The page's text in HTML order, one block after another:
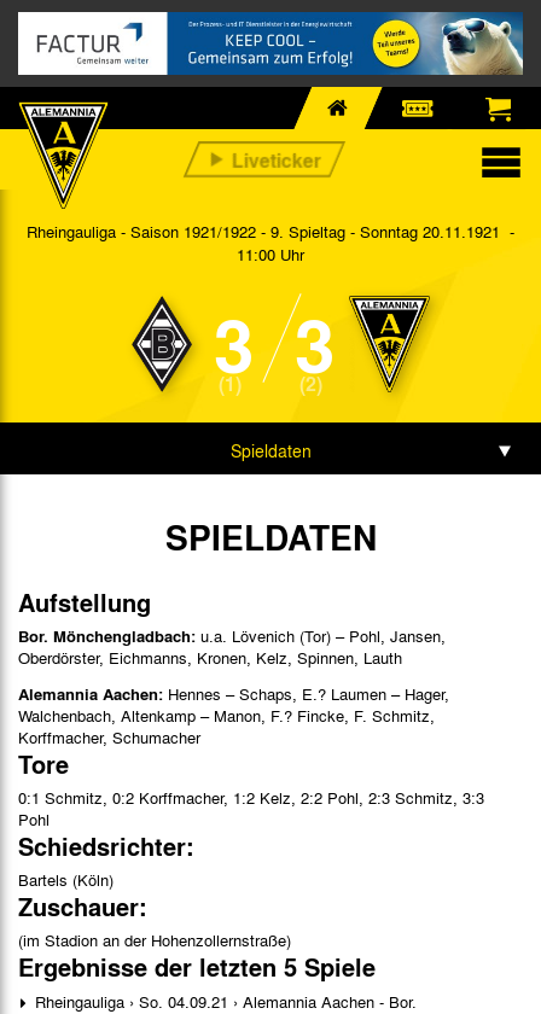
Rheingauliga - Saison 1921/1922 - 9. Spieltag - Sonntag 20.11.1921 -
11:00 Uhr
3
(1) 3
(2)
Spieldaten
SPIELDATEN
Aufstellung
Bor. Mönchengladbach: u.a. Lövenich (Tor) – Pohl, Jansen,
Oberdörster, Eichmanns, Kronen, Kelz, Spinnen, Lauth
Alemannia Aachen: Hennes – Schaps, E.? Laumen – Hager,
Walchenbach, Altenkamp – Manon, F.? Fincke, F. Schmitz,
Korffmacher, Schumacher
Tore
0:1 Schmitz, 0:2 Korffmacher, 1:2 Kelz, 2:2 Pohl, 2:3 Schmitz, 3:3
Pohl
Schiedsrichter:
Bartels (Köln)
Zuschauer:
(im Stadion an der Hohenzollernstraße)
Ergebnisse der letzten 5 Spiele
Rheingauliga › So. 04.09.21 › Alemannia Aachen - Bor.